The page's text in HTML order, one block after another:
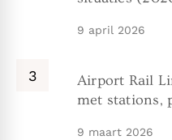
9 april 2026
Airport Rail
met stations,
9 maart 2026